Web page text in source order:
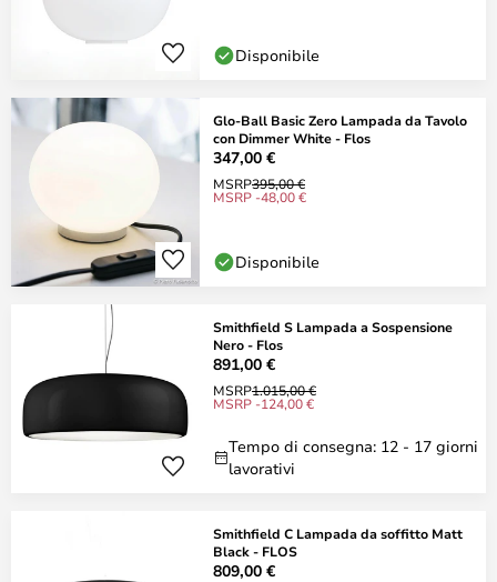
Disponibile
Glo-Ball Basic Zero Lampada da Tavolo
con Dimmer White - Flos
347,00 €
MSRP395,00 €
MSRP -48,00 €
Disponibile
Smithfield S Lampada a Sospensione
Nero - Flos
891,00 €
MSRP1.015,00 €
MSRP -124,00 €
Tempo di consegna: 12 - 17 giorni
lavorativi
Smithfield C Lampada da soffitto Matt
Black - FLOS
809,00 €